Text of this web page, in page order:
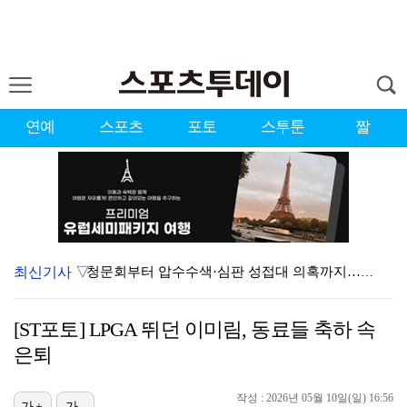
연예 스포츠 포토 스투툰 짤
청문회부터 압수수색·심판 성접대 의혹까지…월드컵 탈락이…
"우산으로 때려"vs"그런 적 없다"…23기 부부 엇갈…
최신기사 ▽
[ST포토] LPGA 뛰던 이미림, 동료들 축하 속
은퇴
작성 : 2026년 05월 10일(일) 16:56